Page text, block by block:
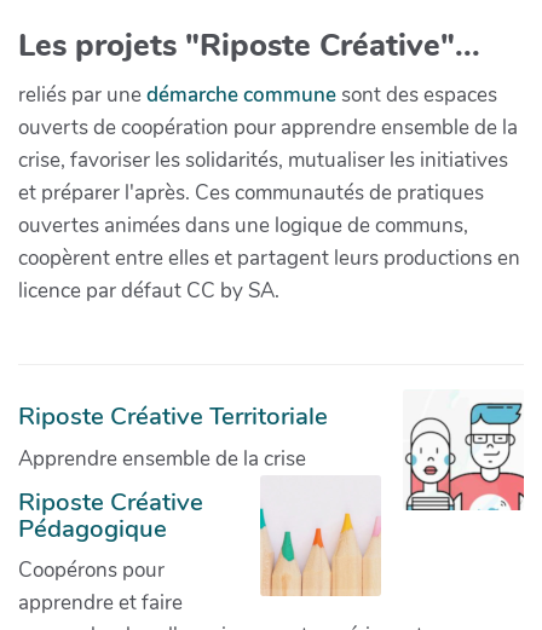
Les projets "Riposte Créative"...
reliés par unedémarche communesont des espaces
ouverts de coopération pour apprendre ensemble de la
crise, favoriser les solidarités, mutualiser les initiatives
et préparer l'après. Ces communautés de pratiques
ouvertes animées dans une logique de communs,
coopèrent entre elles et partagent leurs productions en
licence par défaut CC by SA.
Riposte Créative Territoriale
Apprendre ensemble de la crise
Riposte Créative
Pédagogique
Coopérons pour
apprendre et faire